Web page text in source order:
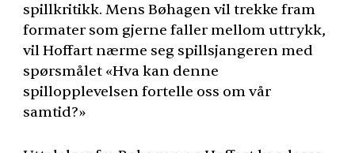
spillkritikk. Mens Bøhagen vil trekke fram
formater som gjerne faller mellom uttrykk,
vil Hoffart nærme seg spillsjangeren med
spørsmålet «Hva kan denne
spillopplevelsen fortelle oss om vår
samtid?»